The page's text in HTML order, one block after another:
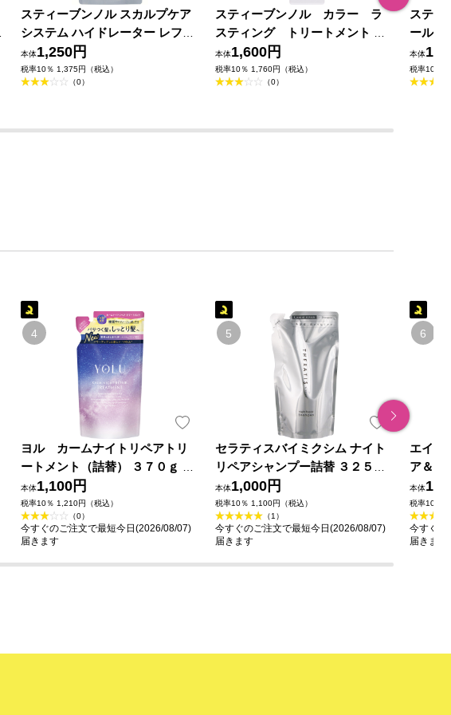
スティーブンノル スカルプケア
システム ハイドレーター レフィ
ル ４００ｍｌ コーセー
本体1,250円
税率10％ 1,375円（税込）
（0）
スティーブンノル カラー ラ
スティング トリートメント ４
７５ｍＬ コーセー
本体1,600円
税率10％ 1,760円（税込）
（0）
スティ
ール
ィープ
ー (医
本体
税率10％
ヨル カームナイトリペアトリ
ートメント（詰替） ３７０ｇ Ｉ
－ｎｅ
本体1,100円
税率10％ 1,210円（税込）
（0）
今すぐのご注文で最短今日(2026/08/07)
届きます
セラティスバイミクシム ナイト
リペアシャンプー詰替 ３２５ｍ
ｌ 株式会社ヴィークレア
本体1,000円
税率10％ 1,100円（税込）
（1）
今すぐのご注文で最短今日(2026/08/07)
届きます
エイト
ア＆ア
リート
テラシ
本体
税率10％
今すぐの
届きます